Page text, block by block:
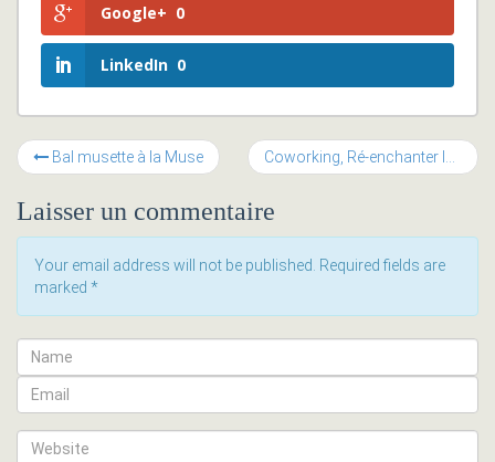
Google+ 0
LinkedIn 0
Bal musette à la Muse Coworking, Ré-enchanter le travail
Laisser un commentaire
Your email address will not be published. Required fields are
marked *